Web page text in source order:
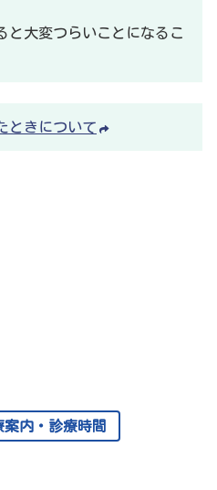
と大変つらいことになるこ
ときについて
内・診療時間